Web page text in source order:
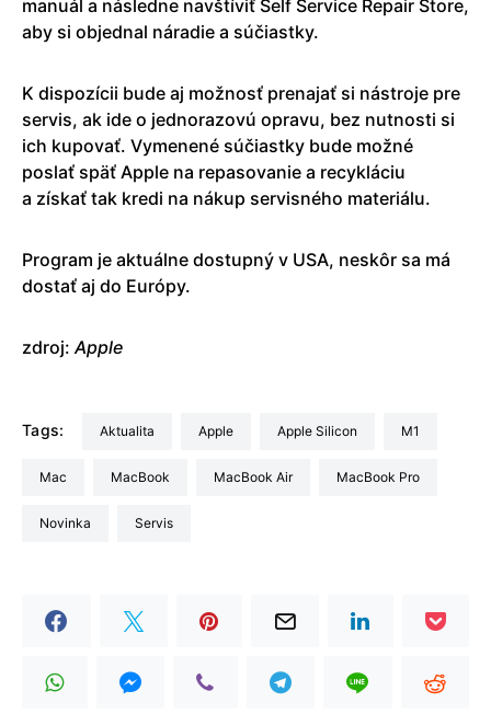
manuál a následne navštíviť Self Service Repair Store,
aby si objednal náradie a súčiastky.
K dispozícii bude aj možnosť prenajať si nástroje pre
servis, ak ide o jednorazovú opravu, bez nutnosti si
ich kupovať. Vymenené súčiastky bude možné
poslať späť Apple na repasovanie a recykláciu
a získať tak kredi na nákup servisného materiálu.
Program je aktuálne dostupný v USA, neskôr sa má
dostať aj do Európy.
zdroj: Apple
Tags: aktualita Apple Apple Silicon M1
Mac MacBook MacBook Air MacBook Pro
Novinka Servis